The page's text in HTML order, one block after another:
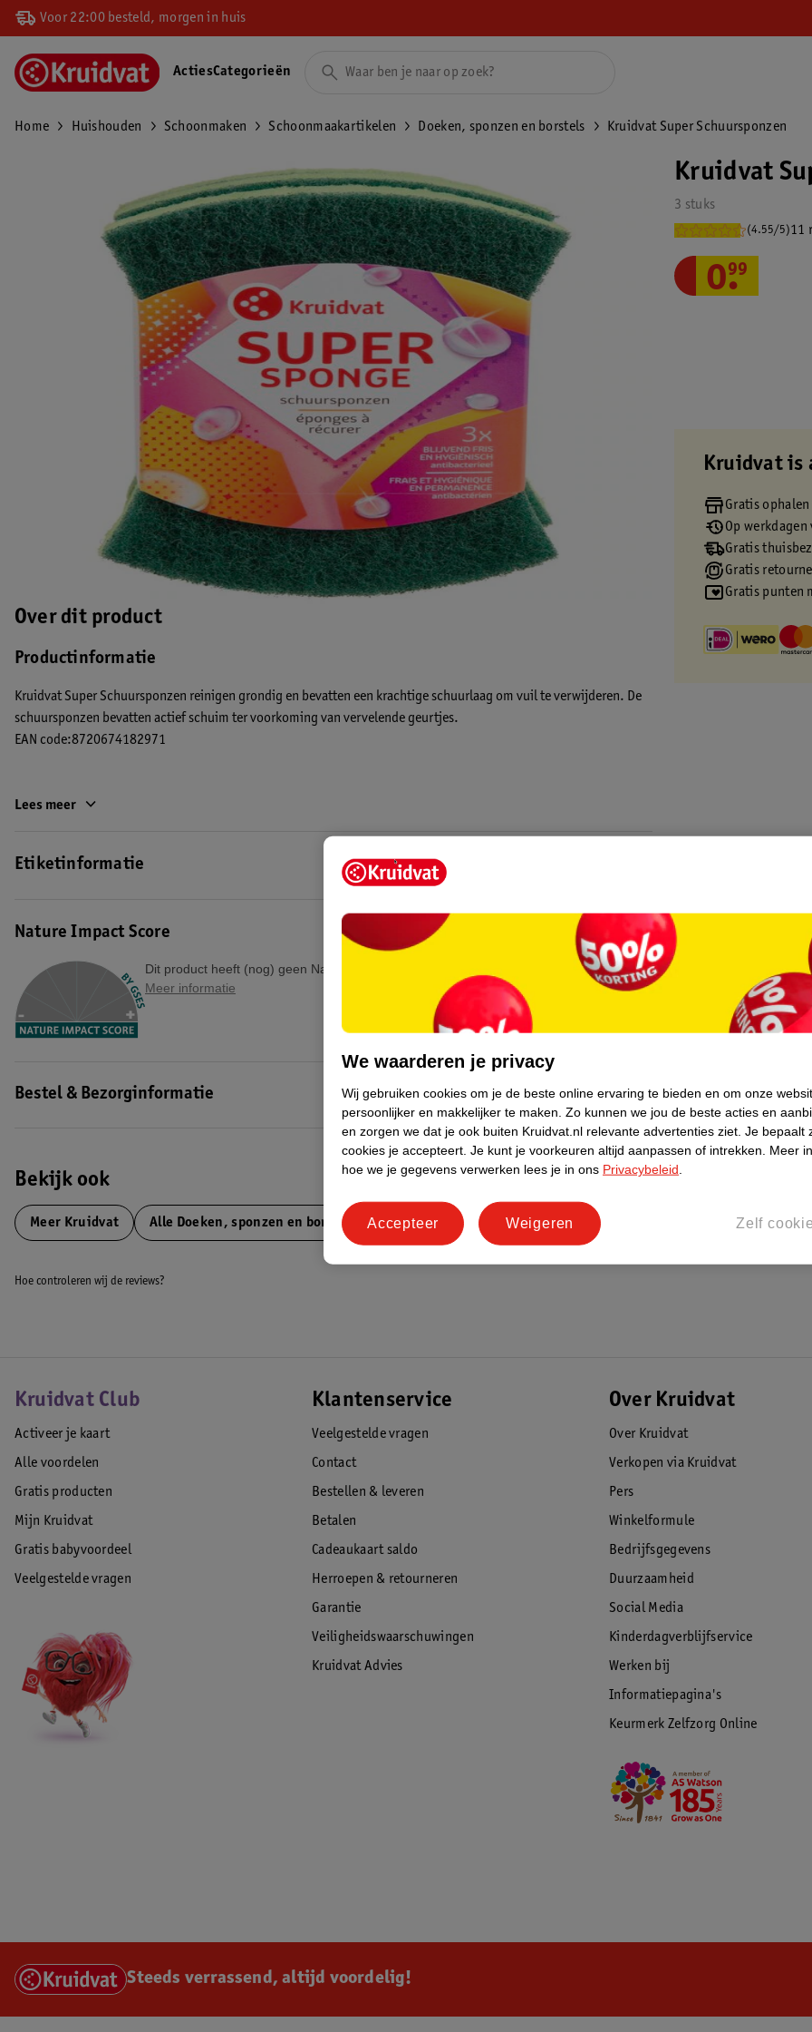
Voor 22:00 besteld, morgen in huis
ActiesCategorieën
Home Huishouden Schoonmaken Schoonmaakartikelen Doeken, sponzen en borstels Kruidvat Super Schuursponzen
Over dit product
Productinformatie
Kruidvat Super Schuursponzen reinigen grondig en bevatten een krachtige schuurlaag om vuil te verwijderen. De
schuursponzen bevatten actief schuim ter voorkoming van vervelende geurtjes.
EAN code:8720674182971
Lees meer
Etiketinformatie
Nature Impact Score
Dit product heeft (nog) geen Nature Impact Score.
Meer informatie
Bestel & Bezorginformatie
Bekijk ook
Meer Kruidvat Alle Doeken, sponzen en borstels
Kruidvat
3 stuks
(4.55/5)11
0.
99
Kruidvat is
Gratis
Op
Gratis
Gratis
Gratis punten
Hoe controleren wij de reviews?
Kruidvat Club
Activeer je kaart
Alle voordelen
Gratis producten
Mijn Kruidvat
Gratis babyvoordeel
Veelgestelde vragen
Klantenservice
Veelgestelde vragen
Contact
Bestellen & leveren
Betalen
Cadeaukaart saldo
Herroepen & retourneren
Garantie
Veiligheidswaarschuwingen
Kruidvat Advies
Over Kruidvat
Over Kruidvat
Verkopen via Kruidvat
Pers
Winkelformule
Bedrijfsgegevens
Duurzaamheid
Social Media
Kinderdagverblijfservice
Werken bij
Informatiepagina's
Keurmerk Zelfzorg Online
Steeds verrassend, altijd voordelig!
We waarderen je privacy
Wij gebruiken cookies om je de beste online ervaring te bieden en om onze
persoonlijker en makkelijker te maken. Zo kunnen we jou de beste acties en
en zorgen we dat je ook buiten Kruidvat.nl relevante advertenties ziet. Je bepaalt
cookies je accepteert. Je kunt je voorkeuren altijd aanpassen of intrekken.
Meer
hoe we je gegevens verwerken lees je in ons Privacybeleid
Zelf
Weigeren
Accepteer